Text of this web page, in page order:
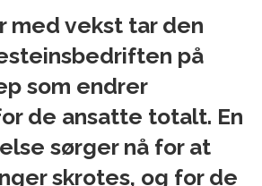
med vekst tar den
på
som endrer
de ansatte totalt. En
sørger nå for at
skrotes, og for de